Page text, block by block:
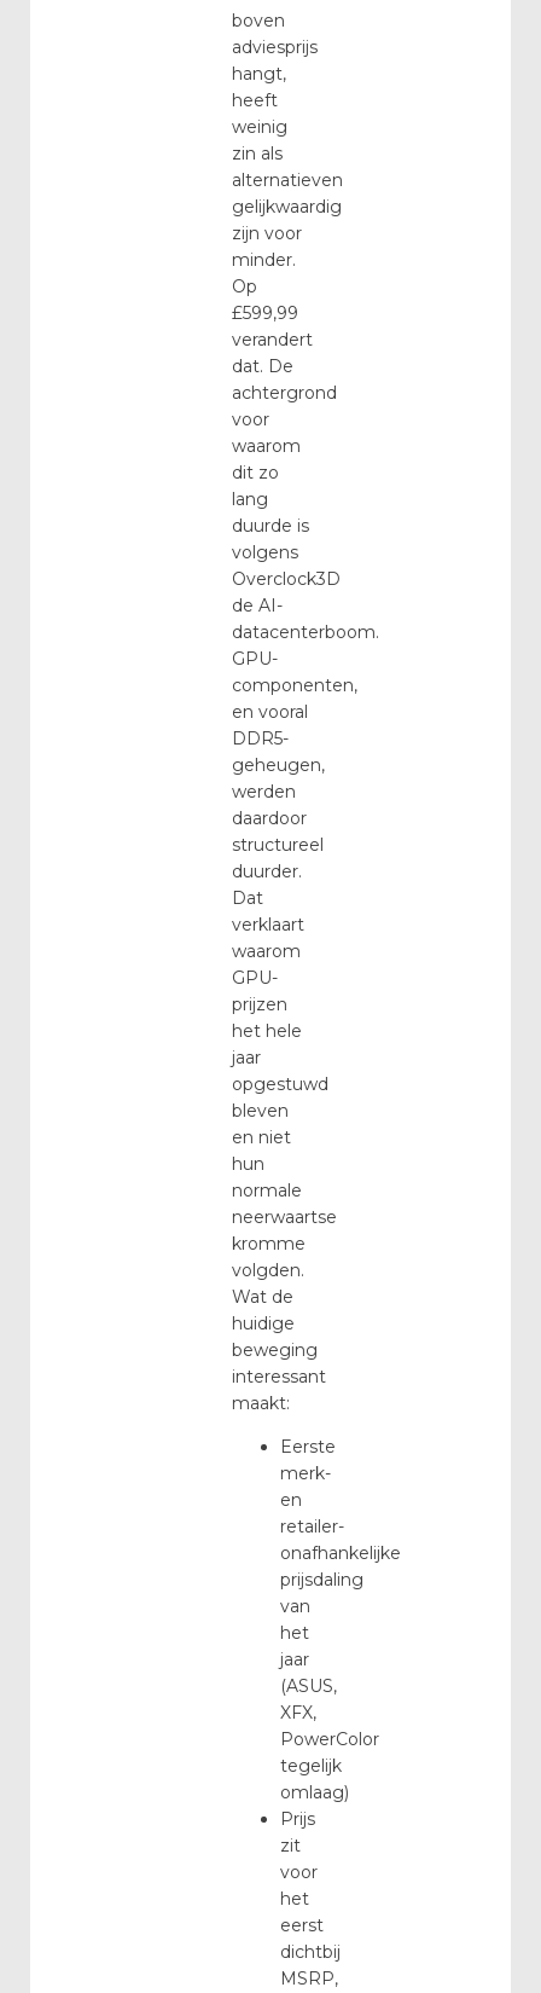
boven
adviesprijs
hangt,
heeft
weinig
zin als
alternatieven
gelijkwaardig
zijn voor
minder.
Op
£599,99
verandert
dat. De
achtergrond
voor
waarom
dit zo
lang
duurde is
volgens
Overclock3D
de AI-
datacenterboom.
GPU-
componenten,
en vooral
DDR5-
geheugen,
werden
daardoor
structureel
duurder.
Dat
verklaart
waarom
GPU-
prijzen
het hele
jaar
opgestuwd
bleven
en niet
hun
normale
neerwaartse
kromme
volgden.
Wat de
huidige
beweging
interessant
maakt:
Eerste
merk-
en
retailer-
onafhankelijke
prijsdaling
van
het
jaar
(ASUS,
XFX,
PowerColor
tegelijk
omlaag)
Prijs
zit
voor
het
eerst
dichtbij
MSRP,